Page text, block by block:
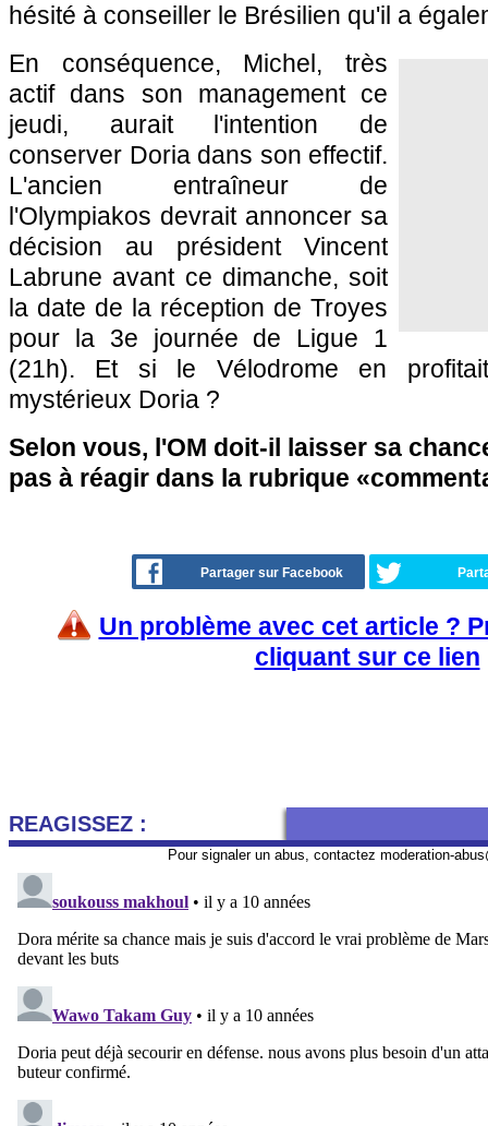
hésité à conseiller le Brésilien qu'il a
En conséquence, Michel, très
actif dans son management ce
jeudi, aurait l'intention de
conserver Doria dans son effectif.
L'ancien entraîneur de
l'Olympiakos devrait annoncer sa
décision au président Vincent
Labrune avant ce dimanche, soit
la date de la réception de Troyes
pour la 3e journée de Ligue 1
(21h). Et si le Vélodrome en
mystérieux Doria ?
Selon vous, l'OM doit-il laisser sa
pas à réagir dans la rubrique
Partager sur Facebook
Un problème avec cet article ?
cliquant sur ce lien
REAGISSEZ :
Pour signaler un abus, contactez moderation-